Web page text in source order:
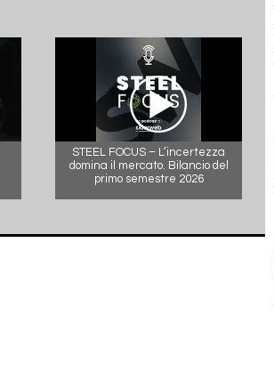
STEEL FOCUS – L’incertezza
domina il mercato. Bilancio del
primo semestre 2026